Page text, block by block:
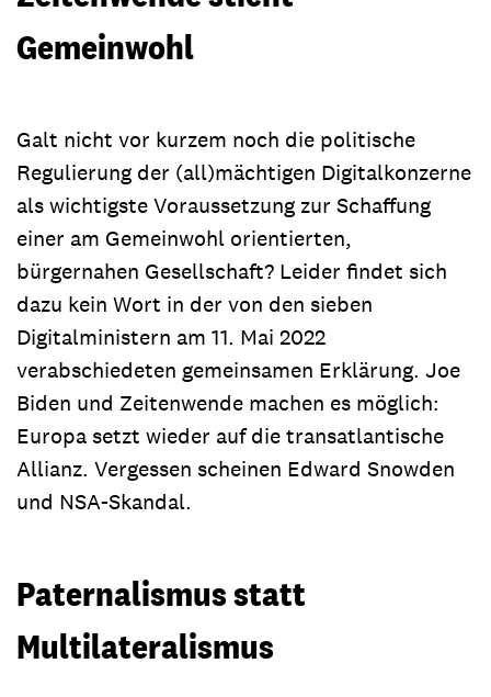
Gemeinwohl
Galt nicht vor kurzem noch die politische
Regulierung der (all)mächtigen Digitalkonzerne
als wichtigste Voraussetzung zur Schaffung
einer am Gemeinwohl orientierten,
bürgernahen Gesellschaft? Leider findet sich
dazu kein Wort in der von den sieben
Digitalministern am 11. Mai 2022
verabschiedeten gemeinsamen Erklärung. Joe
Biden und Zeitenwende machen es möglich:
Europa setzt wieder auf die transatlantische
Allianz. Vergessen scheinen Edward Snowden
und NSA-Skandal.
Paternalismus statt
Multilateralismus